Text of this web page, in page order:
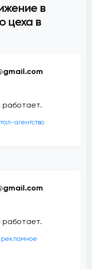
в
цеха в
агентство
рекламное